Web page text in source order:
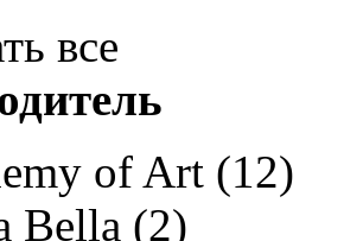
все
of Art (12)
Bella (2)